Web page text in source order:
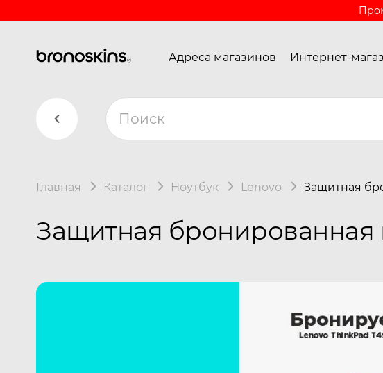
Адреса магазинов Интернет-
Главная Каталог Ноутбук Lenovo Защитная
Защитная бронированная